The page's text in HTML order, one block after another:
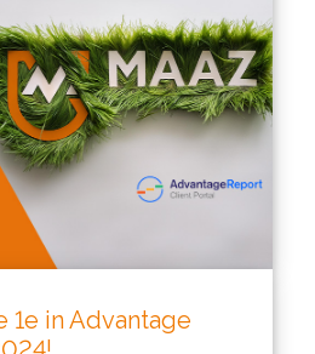
1e in Advantage